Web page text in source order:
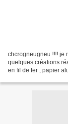
chcrogneugneu !!!! je ne
quelques créations
en fil de fer , papier